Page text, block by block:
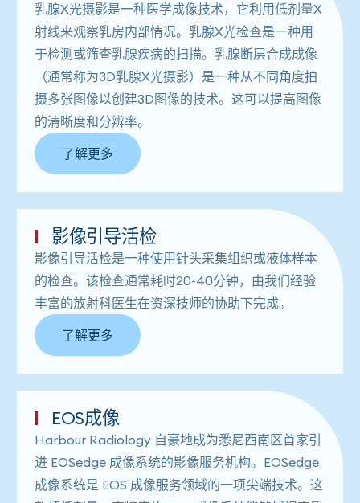
乳腺X光摄影是一种医学成像技术，它利用低剂量X
射线来观察乳房内部情况。乳腺X光检查是一种用
于检测或筛查乳腺疾病的扫描。乳腺断层合成成像
（通常称为3D乳腺X光摄影）是一种从不同角度拍
摄多张图像以创建3D图像的技术。这可以提高图像
的清晰度和分辨率。
了解更多
影像引导活检
影像引导活检是一种使用针头采集组织或液体样本
的检查。该检查通常耗时20-40分钟，由我们经验
丰富的放射科医生在资深技师的协助下完成。
了解更多
EOS成像
Harbour Ra​​diology 自豪地成为悉尼西南区首​​家引
进 EOSedge 成像系统的影像服务机构。EOSedge
成像系统是 EOS 成像服务领域的一项尖端技术。这